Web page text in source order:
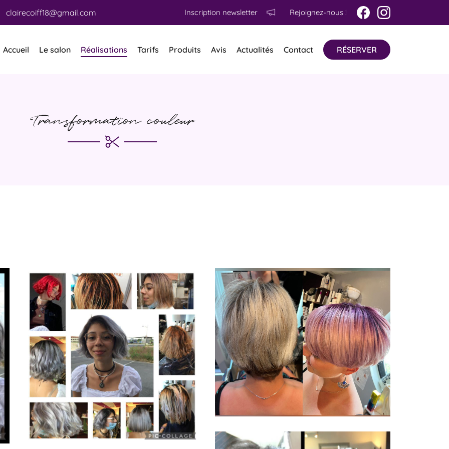
Inscription newsletter Rejoignez-nous !
Accueil Le salon Réalisations Tarifs Produits Avis Actualités Contact RÉSERVER
à
en
Transformation couleur